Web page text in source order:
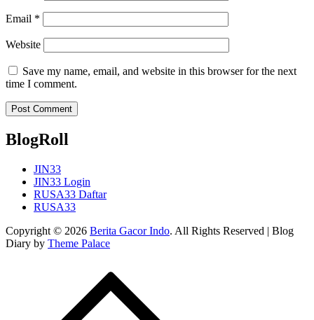
Email *
Website
Save my name, email, and website in this browser for the next
time I comment.
BlogRoll
JIN33
JIN33 Login
RUSA33 Daftar
RUSA33
Copyright © 2026 Berita Gacor Indo. All Rights Reserved | Blog
Diary by Theme Palace